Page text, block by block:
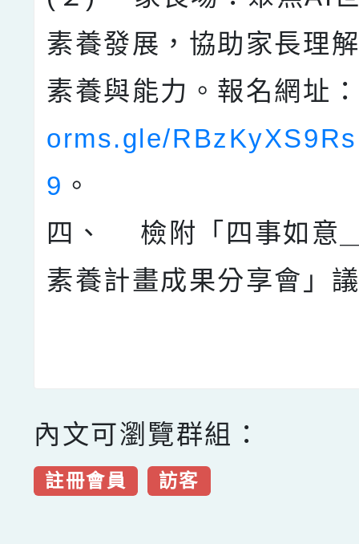
素養發展，協助家長理
素養與能力。報名網址
orms.gle/
9 。
四、 檢附「四事如意
素養計畫成果分享會」
內文可瀏覽群組：
註冊會員 訪客